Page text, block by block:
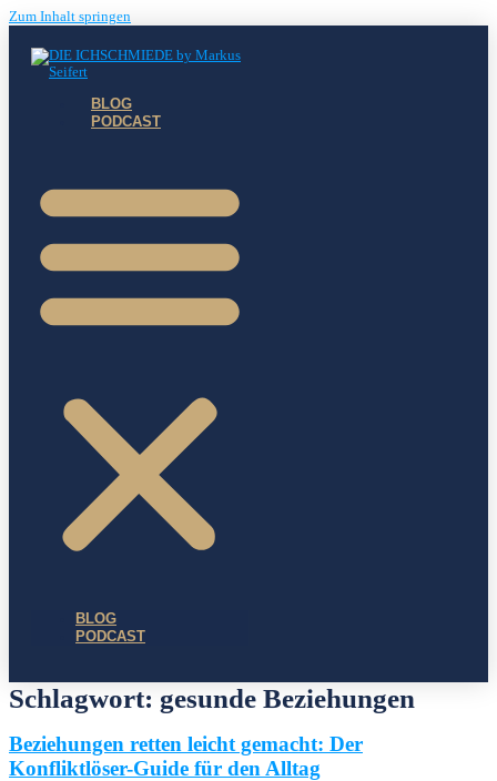
Zum Inhalt springen
BLOG
PODCAST
BLOG
PODCAST
Schlagwort: gesunde Beziehungen
Beziehungen retten leicht gemacht: Der
Konfliktlöser-Guide für den Alltag